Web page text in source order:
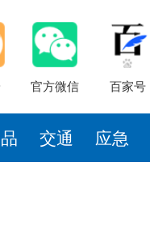
官方微信 百家号
交通 应急